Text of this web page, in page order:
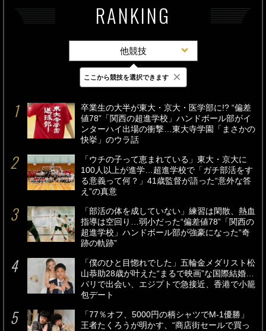
RANKING
他競技
最新 24時間 週間
卒業生の大半が東大・京大・医学部に!? “偏差
値78”「関西の超進学校」ハンドボール部がイ
ンターハイ出場の衝撃…東大寺学園「まさかの
快挙」のウラ話
「ウチの子って恵まれている」東大・京大に
100人以上が進学…超進学校で「ガチ部活をす
る意義って何？」41歳監督が語った“意外な答
え”の真意
「部活の体を成していない」練習は閑散、熱血
指導は空回り…弱小だった“偏差値78”「関西の
超進学校」ハンドボール部が強豪になった“奇
跡の軌跡”
「僕のひと目惚れでした」五輪金メダリスト松
山恭助28歳が叶えた“まるで映画”な国際結婚…
パリで出会い、エジプトで急接近、香港で小籠
包デート
「77％オフ、5000円の柄シャツでM-1優勝」
王者たくろうが明かす、“商店街セールで買っ
ここから競技を選択できます ×